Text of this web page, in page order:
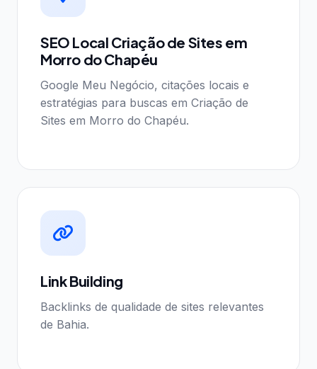
SEO Local Criação de Sites em
Morro do Chapéu
Google Meu Negócio, citações locais e
estratégias para buscas em Criação de
Sites em Morro do Chapéu.
Link Building
Backlinks de qualidade de sites relevantes
de Bahia.